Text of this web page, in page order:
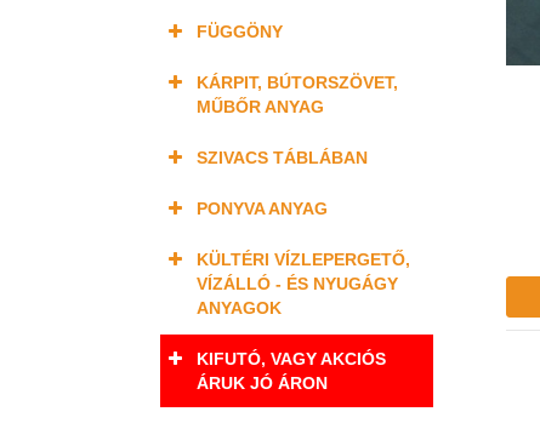
FÜGGÖNY
KÁRPIT, BÚTORSZÖVET,
MŰBŐR ANYAG
SZIVACS TÁBLÁBAN
PONYVA ANYAG
KÜLTÉRI VÍZLEPERGETŐ,
VÍZÁLLÓ - ÉS NYUGÁGY
ANYAGOK
KIFUTÓ, VAGY AKCIÓS
ÁRUK JÓ ÁRON